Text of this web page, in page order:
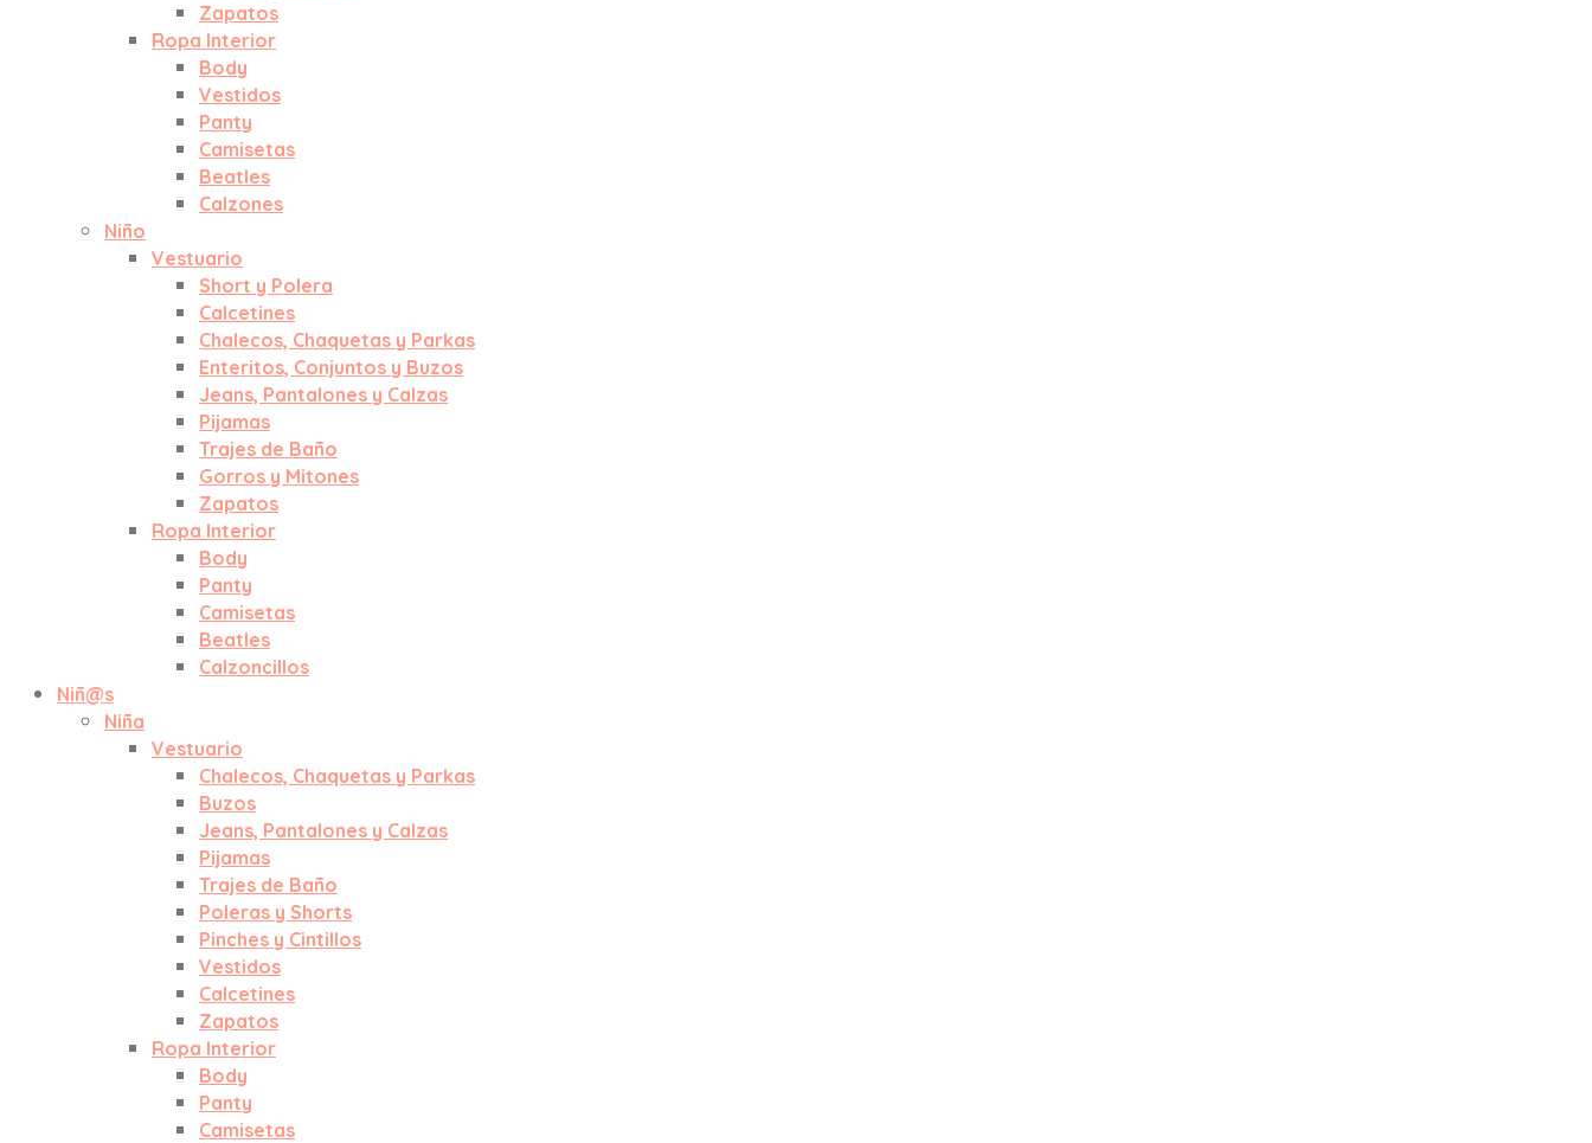
Zapatos
Ropa Interior
Body
Vestidos
Panty
Camisetas
Beatles
Calzones
Niño
Vestuario
Short y Polera
Calcetines
Chalecos, Chaquetas y Parkas
Enteritos, Conjuntos y Buzos
Jeans, Pantalones y Calzas
Pijamas
Trajes de Baño
Gorros y Mitones
Zapatos
Ropa Interior
Body
Panty
Camisetas
Beatles
Calzoncillos
Niñ@s
Niña
Vestuario
Chalecos, Chaquetas y Parkas
Buzos
Jeans, Pantalones y Calzas
Pijamas
Trajes de Baño
Poleras y Shorts
Pinches y Cintillos
Vestidos
Calcetines
Zapatos
Ropa Interior
Body
Panty
Camisetas